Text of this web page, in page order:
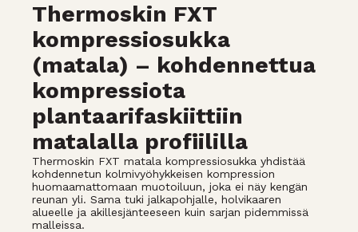
Thermoskin FXT
kompressiosukka
(matala) – kohdennettua
kompressiota
plantaarifaskiittiin
matalalla profiililla
Thermoskin FXT matala kompressiosukka yhdistää
kohdennetun kolmivyöhykkeisen kompression
huomaamattomaan muotoiluun, joka ei näy kengän
reunan yli. Sama tuki jalkapohjalle, holvikaaren
alueelle ja akillesjänteeseen kuin sarjan pidemmissä
malleissa.